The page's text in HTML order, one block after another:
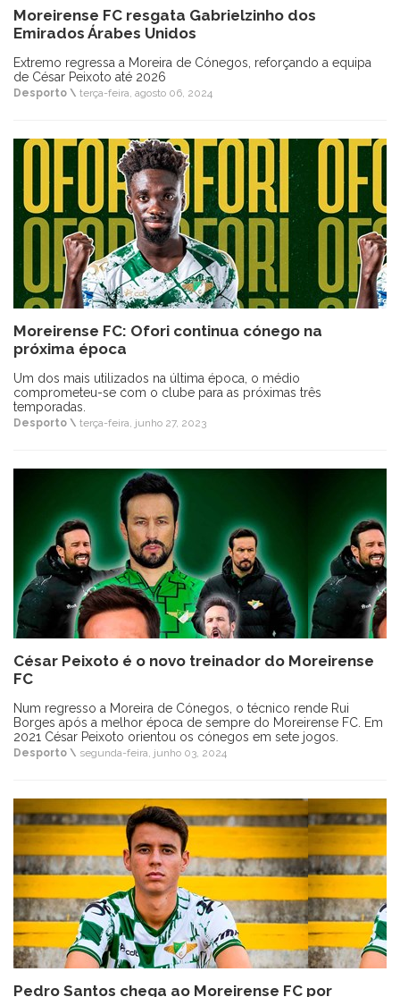
Moreirense FC resgata Gabrielzinho dos
Emirados Árabes Unidos
Extremo regressa a Moreira de Cónegos, reforçando a equipa
de César Peixoto até 2026
Desporto \ terça-feira, agosto 06, 2024
Moreirense FC: Ofori continua cónego na
próxima época
Um dos mais utilizados na última época, o médio
comprometeu-se com o clube para as próximas três
temporadas.
Desporto \ terça-feira, junho 27, 2023
César Peixoto é o novo treinador do Moreirense
FC
Num regresso a Moreira de Cónegos, o técnico rende Rui
Borges após a melhor época de sempre do Moreirense FC. Em
2021 César Peixoto orientou os cónegos em sete jogos.
Desporto \ segunda-feira, junho 03, 2024
Pedro Santos chega ao Moreirense FC por